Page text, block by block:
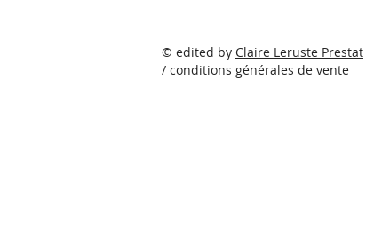
© edited by Claire Leruste Prestat
/ conditions générales de vente